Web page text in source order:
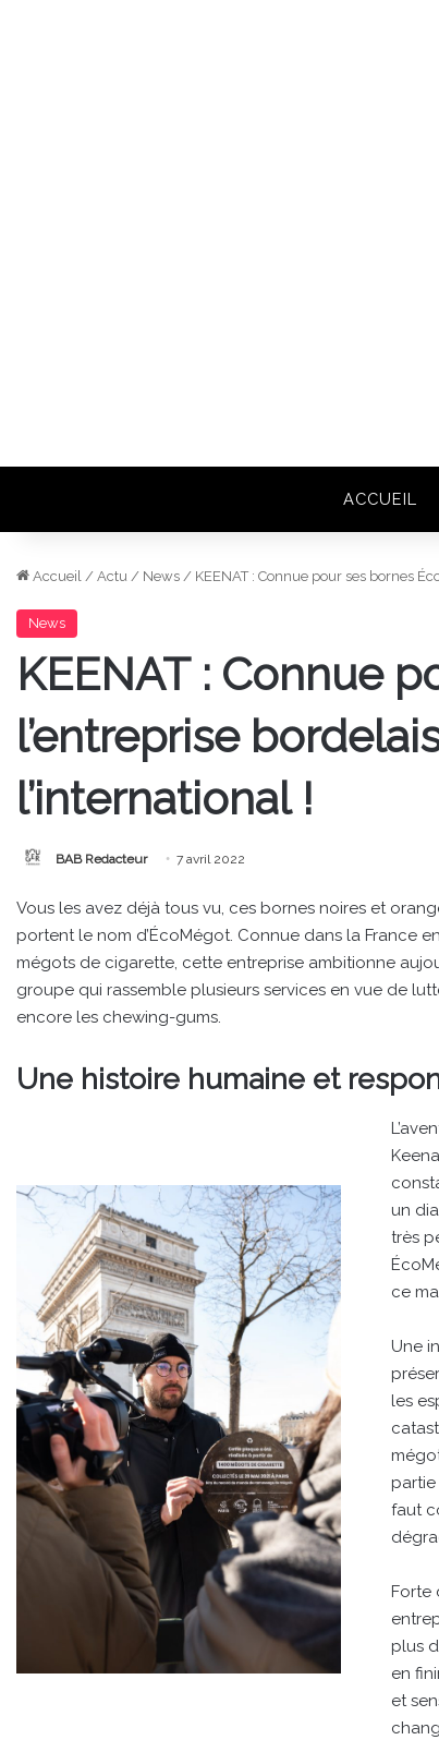
ACCUEIL
Accueil / Actu / News / KEENAT : Connue pour ses bornes
News
KEENAT : Connue
l’entreprise
l’international !
BAB Redacteur 7 avril 2022
Vous les avez déjà tous vu, ces bornes noires et
portent le nom d’ÉcoMégot. Connue dans la France
mégots de cigarette, cette entreprise ambitionne
groupe qui rassemble plusieurs services en vue de
encore les chewing-gums.
Une histoire humaine et
un
très
ce
Une
les
partie
faut
Forte
plus
en
et